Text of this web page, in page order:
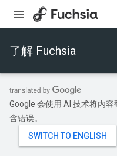
了解 Fuchsia
Google 会使用 AI 技术将内
含错误。